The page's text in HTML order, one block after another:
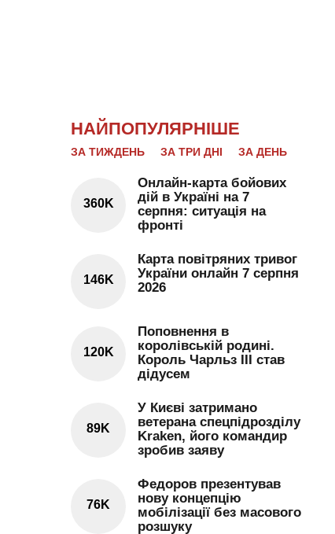
НАЙПОПУЛЯРНІШЕ
ЗА ТИЖДЕНЬ ЗА ТРИ ДНІ ЗА ДЕНЬ
360K
Онлайн-карта бойових
дій в Україні на 7
серпня: ситуація на
фронті
146K
Карта повітряних тривог
України онлайн 7 серпня
2026
120K
Поповнення в
королівській родині.
Король Чарльз III став
дідусем
89K
У Києві затримано
ветерана спецпідрозділу
Kraken, його командир
зробив заяву
76K
Федоров презентував
нову концепцію
мобілізації без масового
розшуку